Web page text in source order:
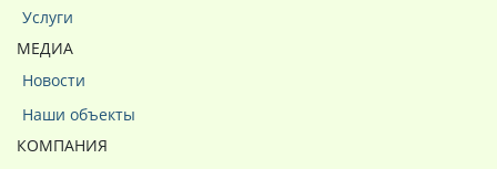
Услуги
МЕДИА
Новости
Наши объекты
КОМПАНИЯ